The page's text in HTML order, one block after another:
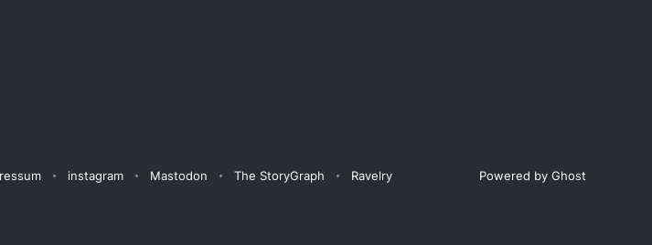
instagram Mastodon The StoryGraph Ravelry Powered by Ghost